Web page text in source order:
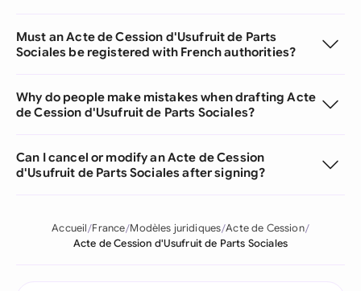
Must an Acte de Cession d'Usufruit de Parts
Sociales be registered with French authorities?
Why do people make mistakes when drafting Acte
de Cession d'Usufruit de Parts Sociales?
Can I cancel or modify an Acte de Cession
d'Usufruit de Parts Sociales after signing?
Accueil France Modèles juridiques Acte de Cession
Acte de Cession d'Usufruit de Parts Sociales